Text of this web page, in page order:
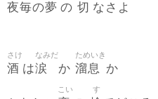
夜毎の夢 の 切 なさよ
酒
さけ
は涙
なみだ
か 溜息
ためいき
か
こい す